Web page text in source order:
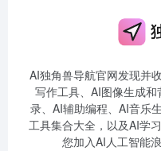
AI独角兽导航官网发现并
写作工具、AI图像生成
录、AI辅助编程、AI音乐
工具集合大全，以及AI学
您加入AI人工智能